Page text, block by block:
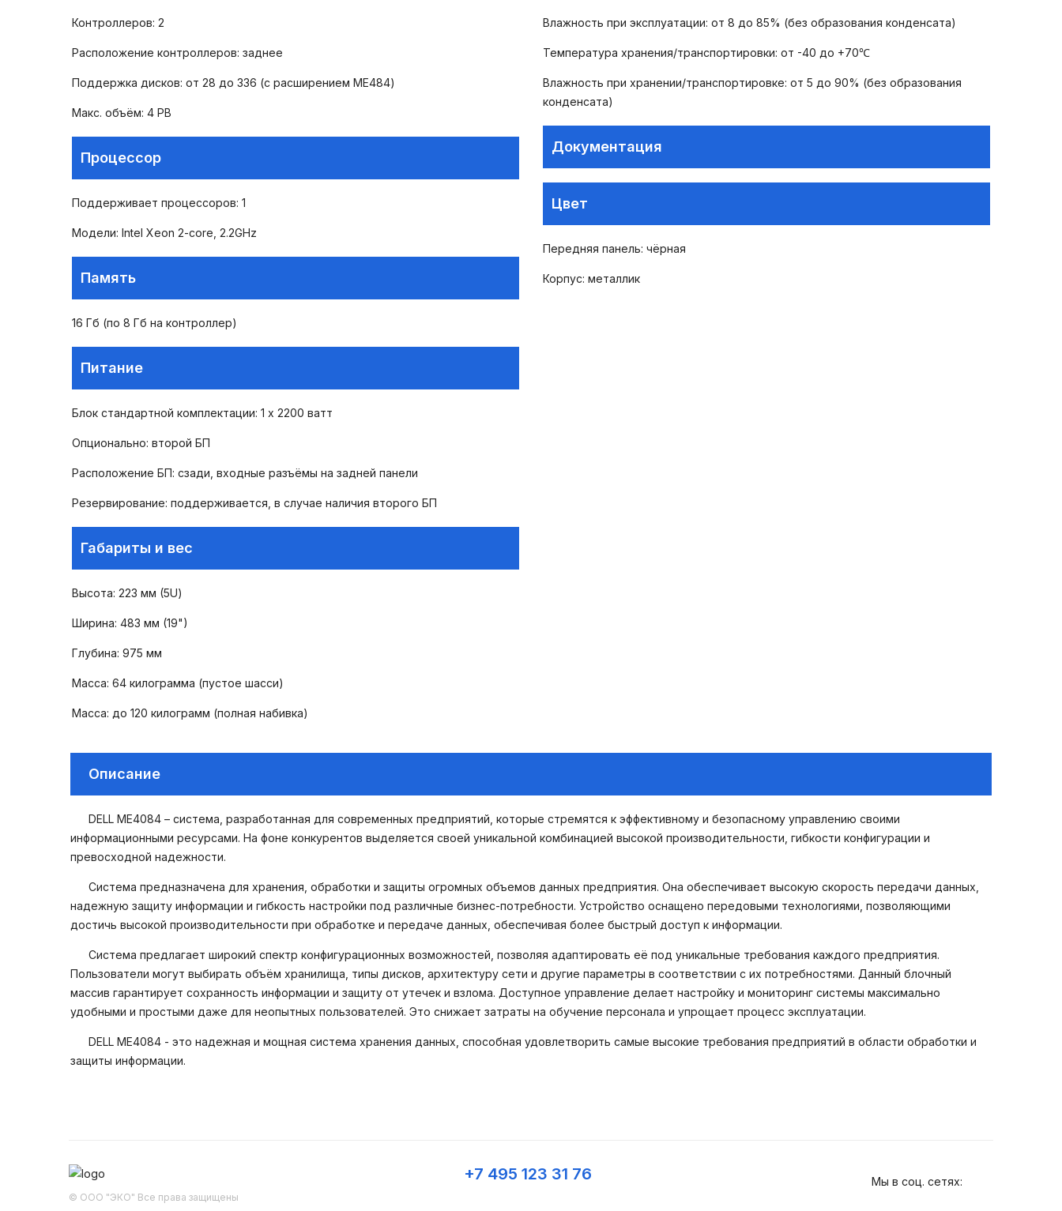
Контроллеров: 2
Расположение контроллеров: заднее
Поддержка дисков: от 28 до 336 (с расширением ME484)
Макс. объём: 4 PB
Процессор
Поддерживает процессоров: 1
Модели: Intel Xeon 2-core, 2.2GHz
Память
16 Гб (по 8 Гб на контроллер)
Питание
Блок стандартной комплектации: 1 х 2200 ватт
Опционально: второй БП
Расположение БП: сзади, входные разъёмы на задней панели
Резервирование: поддерживается, в случае наличия второго БП
Габариты и вес
Высота: 223 мм (5U)
Ширина: 483 мм (19")
Глубина: 975 мм
Масса: 64 килограмма (пустое шасси)
Масса: до 120 килограмм (полная набивка)
Влажность при эксплуатации: от 8 до 85% (без образования конденсата)
Температура хранения/транспортировки: от -40 до +70℃
Влажность при хранении/транспортировке: от 5 до 90% (без образования
конденсата)
Документация
Цвет
Передняя панель: чёрная
Корпус: металлик
Описание
DELL ME4084 – система, разработанная для современных предприятий, которые стремятся к эффективному и безопасному управлению своими
информационными ресурсами. На фоне конкурентов выделяется своей уникальной комбинацией высокой производительности, гибкости конфигурации и
превосходной надежности.
Система предназначена для хранения, обработки и защиты огромных объемов данных предприятия. Она обеспечивает высокую скорость передачи данных,
надежную защиту информации и гибкость настройки под различные бизнес-потребности. Устройство оснащено передовыми технологиями, позволяющими
достичь высокой производительности при обработке и передаче данных, обеспечивая более быстрый доступ к информации.
Система предлагает широкий спектр конфигурационных возможностей, позволяя адаптировать её под уникальные требования каждого предприятия.
Пользователи могут выбирать объём хранилища, типы дисков, архитектуру сети и другие параметры в соответствии с их потребностями. Данный блочный
массив гарантирует сохранность информации и защиту от утечек и взлома. Доступное управление делает настройку и мониторинг системы максимально
удобными и простыми даже для неопытных пользователей. Это снижает затраты на обучение персонала и упрощает процесс эксплуатации.
DELL ME4084 - это надежная и мощная система хранения данных, способная удовлетворить самые высокие требования предприятий в области обработки и
защиты информации.
© ООО "ЭКО" Все права защищены
+7 495 123 31 76 Мы в соц. сетях: